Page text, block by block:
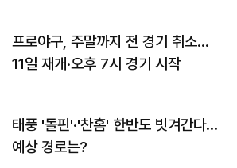
프로야구, 주말까지 전 경기 취소…
11일 재개·오후 7시 경기 시작
태풍 '돌핀'·'찬홈' 한반도 빗겨간다…
예상 경로는?